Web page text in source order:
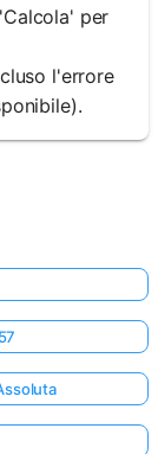
per
l'errore